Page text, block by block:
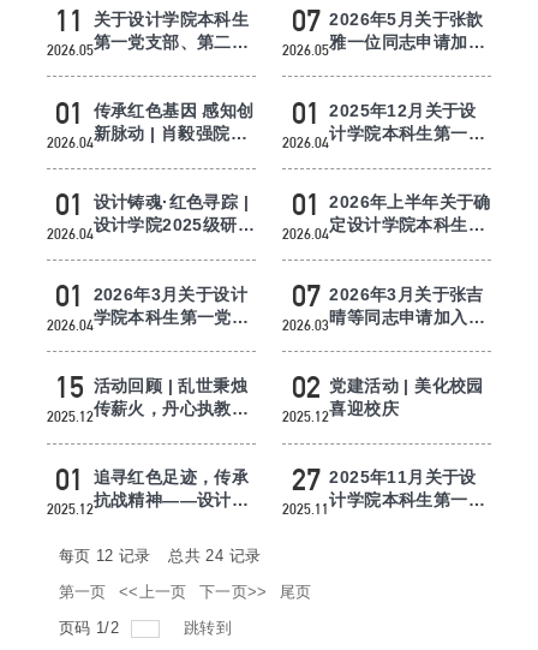
学生风采
就业实习
办事指南
11
2026.05
关于设计学院本科生
第一党支部、第二党
07
2026.05
2026年5月关于张歆
雅一位同志申请加入
01
2026.04
传承红色基因 感知创
新脉动 | 肖毅强院长
01
2026.04
2025年12月关于设
计学院本科生第一党
01
2026.04
设计铸魂·红色寻踪 |
设计学院2025级研究
01
2026.04
2026年上半年关于确
定设计学院本科生第
01
2026.04
2026年3月关于设计
学院本科生第一党支
07
2026.03
2026年3月关于张吉
晴等同志申请加入中
15
2025.12
活动回顾 | 乱世秉烛
传薪火，丹心执教筑
02
2025.12
党建活动 | 美化校园
喜迎校庆
01
2025.12
追寻红色足迹，传承
抗战精神——设计学
作业分享...
27
2025.11
2025年11月关于设
计学院本科生第一党
每页 12 记录 总共 24 记录
第一页
<<上一页 下一页>>
尾页
页码 1/2 跳转到